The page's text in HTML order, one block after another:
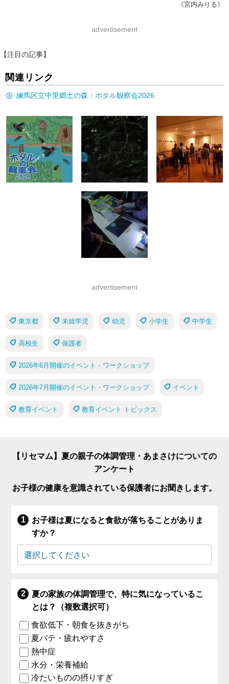
《宮内みりる》
advertisement
【注目の記事】
関連リンク
練馬区立中里郷土の森：ホタル観察会2026
advertisement
東京都 未就学児 幼児 小学生 中学生
高校生 保護者
2026年6月開催のイベント・ワークショップ
2026年7月開催のイベント・ワークショップ イベント
教育イベント 教育イベント トピックス
【リセマム】夏の親子の体調管理・あまさけについての
アンケート
お子様の健康を意識されている保護者にお聞きします。
お子様は夏になると食欲が落ちることがありま
すか？
夏の家族の体調管理で、特に気になっているこ
とは？（複数選択可）
食欲低下・朝食を抜きがち
夏バテ・疲れやすさ
熱中症
水分・栄養補給
冷たいものの摂りすぎ